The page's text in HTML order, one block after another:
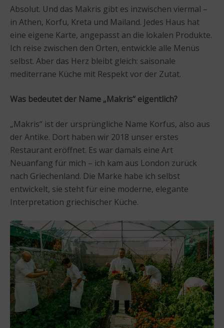
Absolut. Und das Makris gibt es inzwischen viermal –
in Athen, Korfu, Kreta und Mailand. Jedes Haus hat
eine eigene Karte, angepasst an die lokalen Produkte.
Ich reise zwischen den Orten, entwickle alle Menüs
selbst. Aber das Herz bleibt gleich: saisonale
mediterrane Küche mit Respekt vor der Zutat.
Was bedeutet der Name „Makris“ eigentlich?
„Makris“ ist der ursprüngliche Name Korfus, also aus
der Antike. Dort haben wir 2018 unser erstes
Restaurant eröffnet. Es war damals eine Art
Neuanfang für mich – ich kam aus London zurück
nach Griechenland. Die Marke habe ich selbst
entwickelt, sie steht für eine moderne, elegante
Interpretation griechischer Küche.